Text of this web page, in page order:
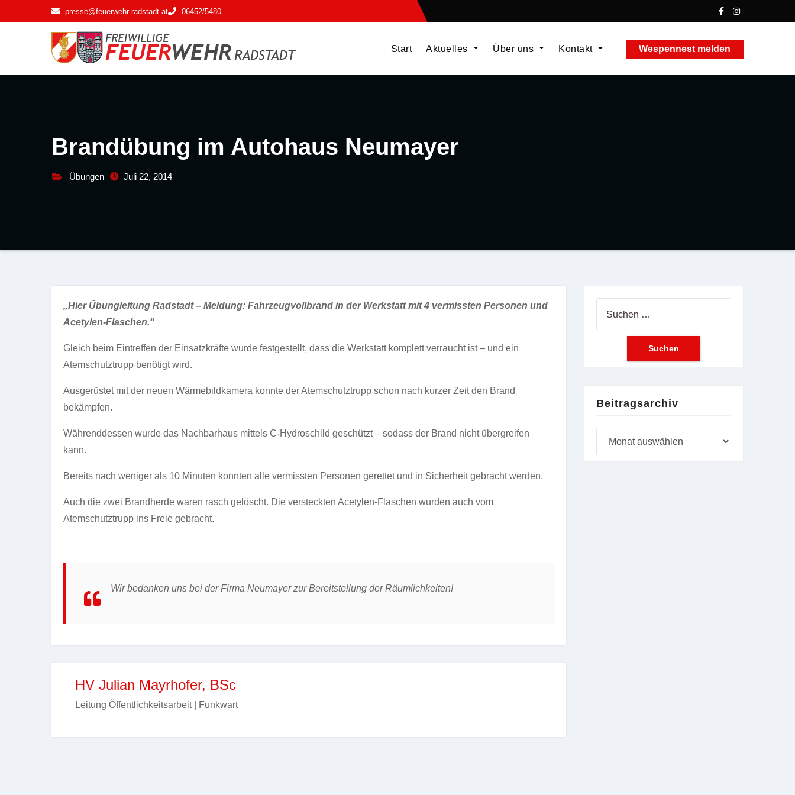
Inhalt
presse@feuerwehr-radstadt.at 06452/5480
Start Aktuelles Über uns Kontakt Wespennest melden
Brandübung im Autohaus Neumayer
Übungen Juli 22, 2014
„Hier Übungleitung Radstadt – Meldung: Fahrzeugvollbrand in der Werkstatt mit 4 vermissten Personen und
Acetylen-Flaschen.“
Gleich beim Eintreffen der Einsatzkräfte wurde festgestellt, dass die Werkstatt komplett verraucht ist – und ein
Atemschutztrupp benötigt wird.
Ausgerüstet mit der neuen Wärmebildkamera konnte der Atemschutztrupp schon nach kurzer Zeit den Brand
bekämpfen.
Währenddessen wurde das Nachbarhaus mittels C-Hydroschild geschützt – sodass der Brand nicht übergreifen
kann.
Bereits nach weniger als 10 Minuten konnten alle vermissten Personen gerettet und in Sicherheit gebracht werden.
Auch die zwei Brandherde waren rasch gelöscht. Die versteckten Acetylen-Flaschen wurden auch vom
Atemschutztrupp ins Freie gebracht.
Wir bedanken uns bei der Firma Neumayer zur Bereitstellung der Räumlichkeiten!
HV Julian Mayrhofer, BSc
Leitung Öffentlichkeitsarbeit | Funkwart
Beitragsarchiv